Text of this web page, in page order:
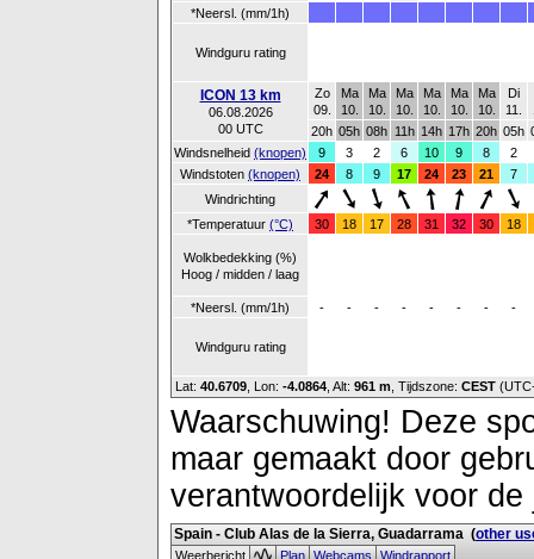
*Neersl. (mm/1h)
Windguru rating
ICON 13 km
06.08.2026
00 UTC
Zo
09.
Ma
10.
Ma
10.
Ma
10.
Ma
10.
Ma
10.
Ma
10.
Di
11.
20h 05h 08h 11h 14h 17h 20h 05h
Windsnelheid (knopen) 9 3 2 6 10 9 8
2
Windstoten (knopen) 24 8 9 17 24 23 21
7
Windrichting
*Temperatuur (°C) 30 18 17 28 31 32 30 18
Wolkbedekking (%)
Hoog / midden / laag
*Neersl. (mm/1h) - - - - - - - -
Windguru rating
Lat: 40.6709 , Lon: -4.0864 Alt: 961 m , Tijdszone: CEST
Waarschuwing! Deze
maar gemaakt door
verantwoordelijk voor
Spain - Club Alas de la Sierra, Guadarrama (other
Weerbericht PlanWebcamsWindrapport